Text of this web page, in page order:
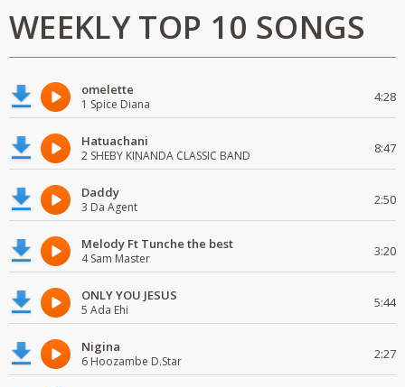
WEEKLY TOP 10 SONGS
omelette
1 Spice Diana 4:28
Hatuachani
2 SHEBY KINANDA CLASSIC BAND 8:47
Daddy
3 Da Agent 2:50
Melody Ft Tunche the best
4 Sam Master 3:20
ONLY YOU JESUS
5 Ada Ehi 5:44
Nigina
6 Hoozambe D.Star 2:27